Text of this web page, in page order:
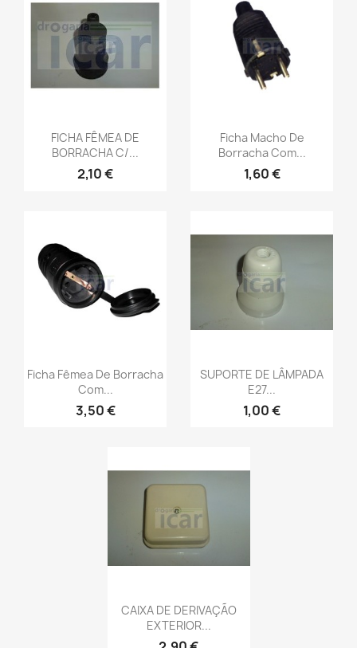
FICHA FÊMEA DE
BORRACHA C/...
2,10 €
Ficha Macho De
Borracha Com...
1,60 €
Ficha Fêmea De Borracha
Com...
3,50 €
SUPORTE DE LÂMPADA
E27...
1,00 €
CAIXA DE DERIVAÇÃO
EXTERIOR...